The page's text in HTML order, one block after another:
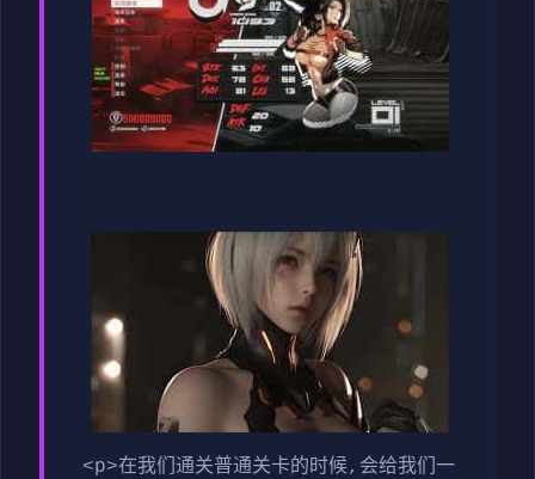
<p>在我们通关普通关卡的时候,会给我们一